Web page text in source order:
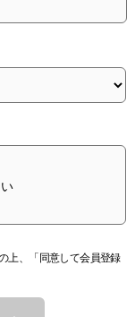
上、「同意して会員登録